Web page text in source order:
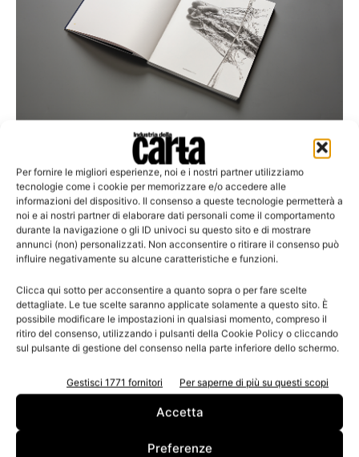
Per fornire le migliori esperienze, noi e i nostri partner utilizziamo
tecnologie come i cookie per memorizzare e/o accedere alle
informazioni del dispositivo. Il consenso a queste tecnologie permetterà a
noi e ai nostri partner di elaborare dati personali come il comportamento
durante la navigazione o gli ID univoci su questo sito e di mostrare
annunci (non) personalizzati. Non acconsentire o ritirare il consenso può
influire negativamente su alcune caratteristiche e funzioni.
Clicca qui sotto per acconsentire a quanto sopra o per fare scelte
dettagliate. Le tue scelte saranno applicate solamente a questo sito. È
possibile modificare le impostazioni in qualsiasi momento, compreso il
ritiro del consenso, utilizzando i pulsanti della Cookie Policy o cliccando
sul pulsante di gestione del consenso nella parte inferiore dello schermo.
Gestisci 1771 fornitori Per saperne di più su questi scopi
Accetta
Preferenze
Cartiere del Garda presenta il libro Touch